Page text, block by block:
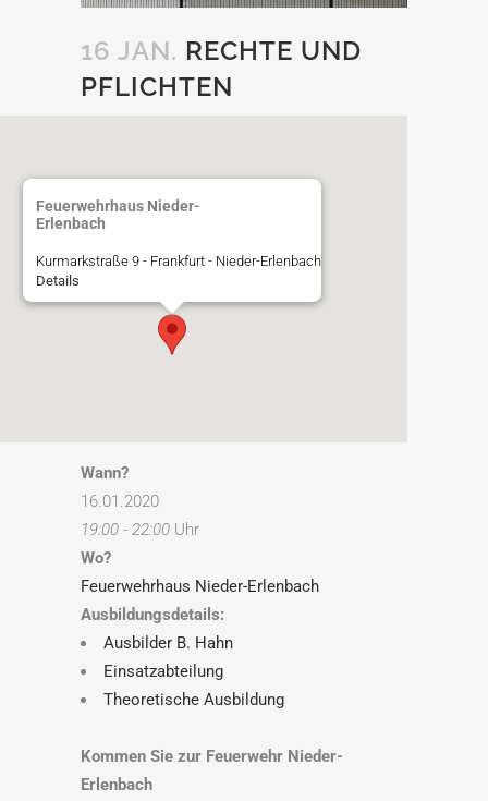
16 JAN. RECHTE UND
PFLICHTEN
Feuerwehrhaus Nieder-
Erlenbach
Kurmarkstraße 9 - Frankfurt - Nieder-Erlenbach
Details
Wann?
16.01.2020
19:00 - 22:00 Uhr
Wo?
Feuerwehrhaus Nieder-Erlenbach
Ausbildungsdetails:
Ausbilder B. Hahn
Einsatzabteilung
Theoretische Ausbildung
Kommen Sie zur Feuerwehr Nieder-
Erlenbach